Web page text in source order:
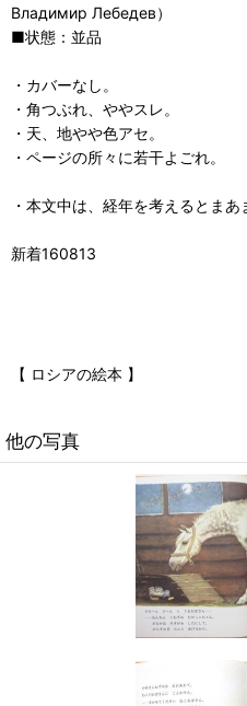
Владимир Лебедев）
■状態：並品
・カバーなし。
・角つぶれ、ややスレ。
・天、地やや色アセ。
・ページの所々に若干よごれ。
・本文中は、経年を考えるとまあ
新着160813
【 ロシアの絵本 】
他の写真